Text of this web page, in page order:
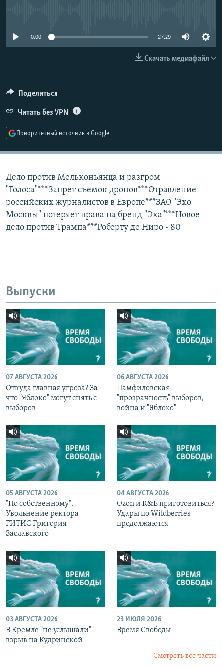
0:00 27:29
Скачать медиафайл
Поделиться
Читать без VPN
Приоритетный источник в Google
Дело против Мельконьянца и разгром
"Голоса"***Запрет съемок дронов***Отравление
российских журналистов в Европе***ЗАО "Эхо
Москвы" потеряет права на бренд "Эха"***Новое
дело против Трампа***Роберту де Ниро - 80
Выпуски
07 АВГУСТА 2026
Откуда главная угроза? За
что "Яблоко" могут снять с
выборов
06 АВГУСТА 2026
Памфиловская
"прозрачность" выборов,
война и "Яблоко"
05 АВГУСТА 2026
"По собственному".
Увольнение ректора
ГИТИС Григория
Заславского
04 АВГУСТА 2026
Ozon и К&Б приготовиться?
Удары по Wildberries
продолжаются
03 АВГУСТА 2026
В Кремле "не услышали"
взрыв на Кудринской
23 ИЮЛЯ 2026
Время Свободы
Смотреть все части